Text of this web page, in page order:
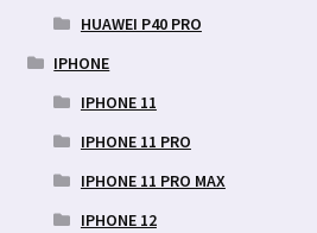
HUAWEI P40 PRO
IPHONE
IPHONE 11
IPHONE 11 PRO
IPHONE 11 PRO MAX
IPHONE 12